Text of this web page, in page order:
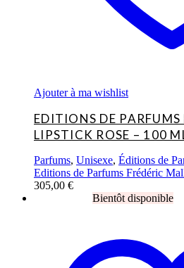
Ajouter à ma wishlist
EDITIONS DE PARFUMS
LIPSTICK ROSE – 100
Parfums, Unisexe, Éditions de
Editions de Parfums Frédéric
305,00 €